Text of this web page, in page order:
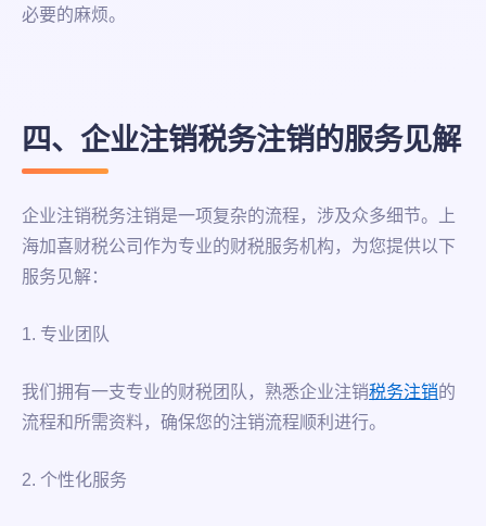
必要的麻烦。
四、企业注销税务注销的服务见解
企业注销税务注销是一项复杂的流程，涉及众多细节。上
海加喜财税公司作为专业的财税服务机构，为您提供以下
服务见解：
1. 专业团队
我们拥有一支专业的财税团队，熟悉企业注销税务注销的
流程和所需资料，确保您的注销流程顺利进行。
2. 个性化服务